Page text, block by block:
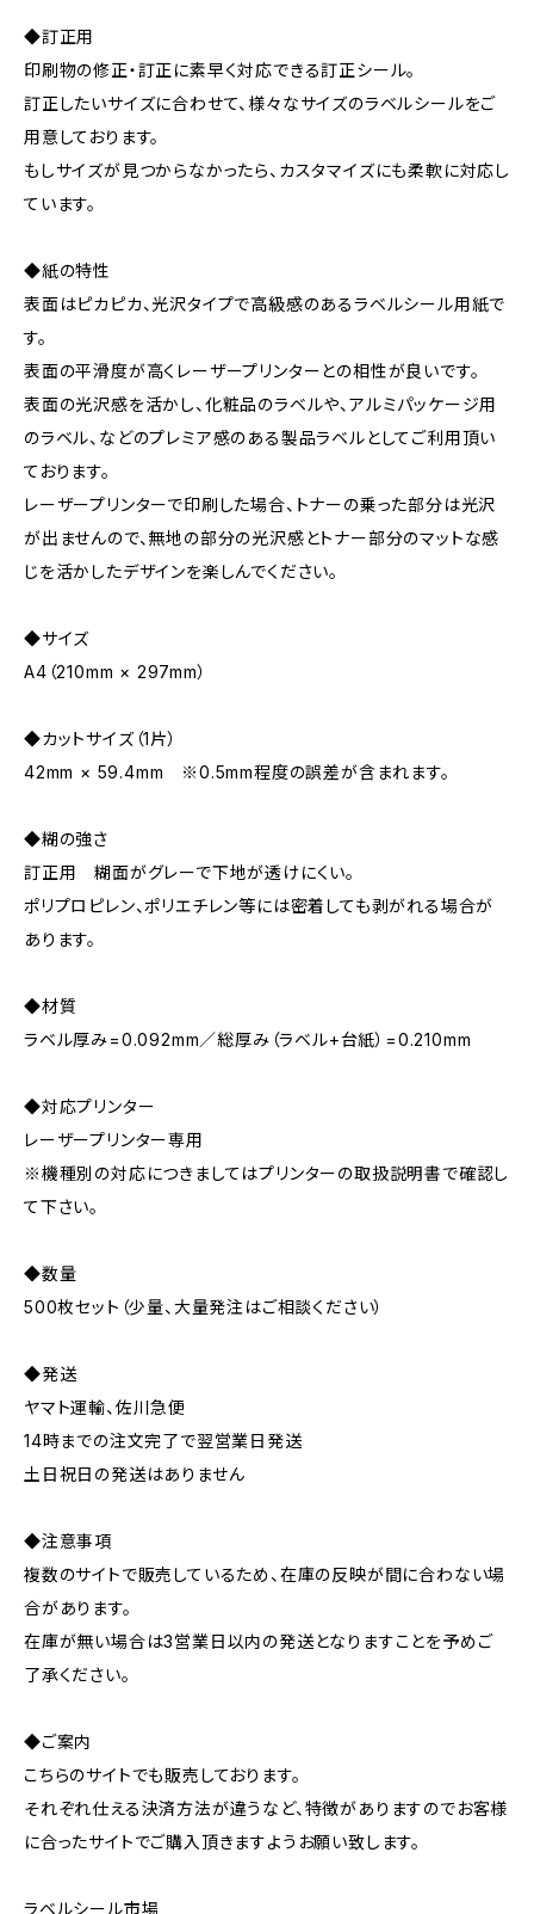
◆訂正用
印刷物の修正・訂正に素早く対応できる訂正シール。
訂正したいサイズに合わせて、様々なサイズのラベルシールをご
用意しております。
もしサイズが見つからなかったら、カスタマイズにも柔軟に対応し
ています。
◆紙の特性
表面はピカピカ、光沢タイプで高級感のあるラベルシール用紙で
す。
表面の平滑度が高くレーザープリンターとの相性が良いです。
表面の光沢感を活かし、化粧品のラベルや、アルミパッケージ用
のラベル、などのプレミア感のある製品ラベルとしてご利用頂い
ております。
レーザープリンターで印刷した場合、トナーの乗った部分は光沢
が出ませんので、無地の部分の光沢感とトナー部分のマットな感
じを活かしたデザインを楽しんでください。
◆サイズ
A4（210mm × 297mm）
◆カットサイズ（1片）
42mm × 59.4mm ※0.5mm程度の誤差が含まれます。
◆糊の強さ
訂正用 糊面がグレーで下地が透けにくい。
ポリプロピレン、ポリエチレン等には密着しても剥がれる場合が
あります。
◆材質
ラベル厚み=0.092mm／総厚み（ラベル+台紙）=0.210mm
◆対応プリンター
レーザープリンター専用
※機種別の対応につきましてはプリンターの取扱説明書で確認し
て下さい。
◆数量
500枚セット（少量、大量発注はご相談ください）
◆発送
ヤマト運輸、佐川急便
14時までの注文完了で翌営業日発送
土日祝日の発送はありません
◆注意事項
複数のサイトで販売しているため、在庫の反映が間に合わない場
合があります。
在庫が無い場合は3営業日以内の発送となりますことを予めご
了承ください。
◆ご案内
こちらのサイトでも販売しております。
それぞれ仕える決済方法が違うなど、特徴がありますのでお客様
に合ったサイトでご購入頂きますようお願い致します。
ラベルシール市場